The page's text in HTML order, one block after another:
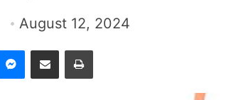
August 12, 2024
Messenger
Share via Email Print